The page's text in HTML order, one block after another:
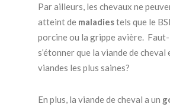
Par ailleurs, les chevaux ne
atteint de maladiestels que le
porcine ou la grippe avière.
s’étonner que la viande de cheval
viandes les plus saines?
En plus, la viande de cheval a un